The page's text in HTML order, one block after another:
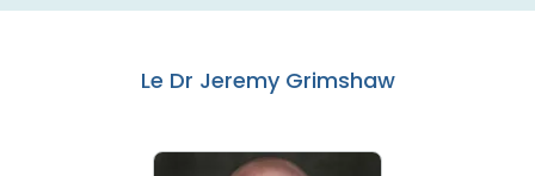
Le Dr Jeremy Grimshaw